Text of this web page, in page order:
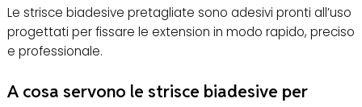
Le strisce biadesive pretagliate sono adesivi pronti all’uso
progettati per fissare le extension in modo rapido, preciso
e professionale.
A cosa servono le strisce biadesive per